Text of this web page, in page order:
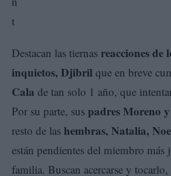
Destacan las tiernas reacciones de
inquietos, Djibril que en breve
Cala de tan solo 1 año, que
Por su parte, sus padres Moreno
resto de las hembras, Natalia,
están pendientes del miembro más
familia. Buscan acercarse y tocarlo,